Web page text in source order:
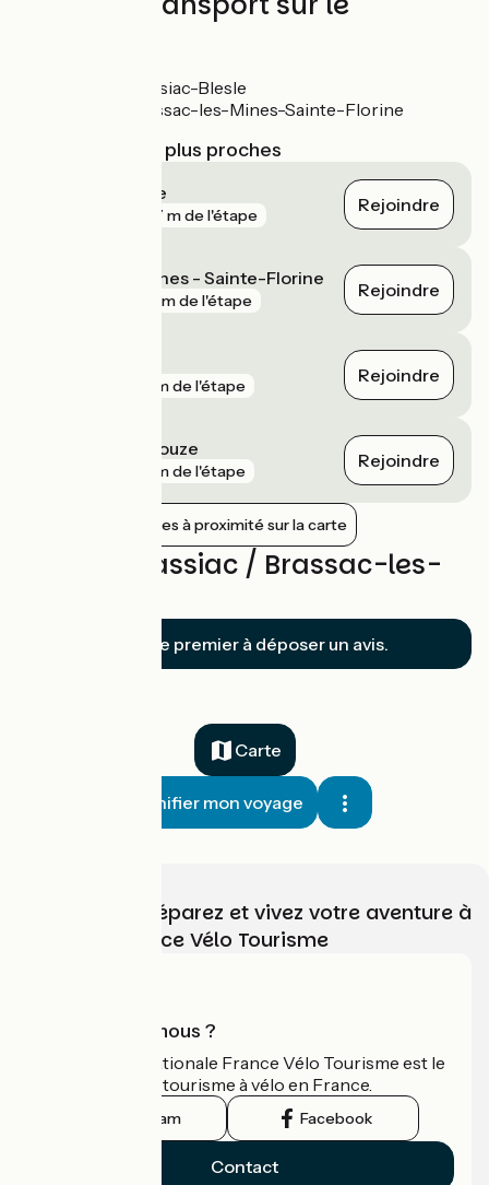
Gare de Massiac-Blesle
Gare de Brassac-les-Mines-Sainte-Florine
Gares SNCF les plus proches
Massiac - Blesle
467 m de l'étape Rejoindre
Brassac-les-Mines - Sainte-Florine
713 m de l'étape Rejoindre
4 km de l'étape Rejoindre
Le Breuil-sur-Couze
9 km de l'étape Rejoindre
Afficher les gares à proximité sur la carte
Avis sur Massiac / Brassac-les-
Soyez le premier à déposer un avis.
Carte
Planifier mon voyage
Choisissez, préparez et vivez votre aventure à
vélo avec France Vélo Tourisme
Qui sommes-nous ?
L'association nationale France Vélo Tourisme est le
guide officiel du tourisme à vélo en France.
Instagram Facebook
Contact